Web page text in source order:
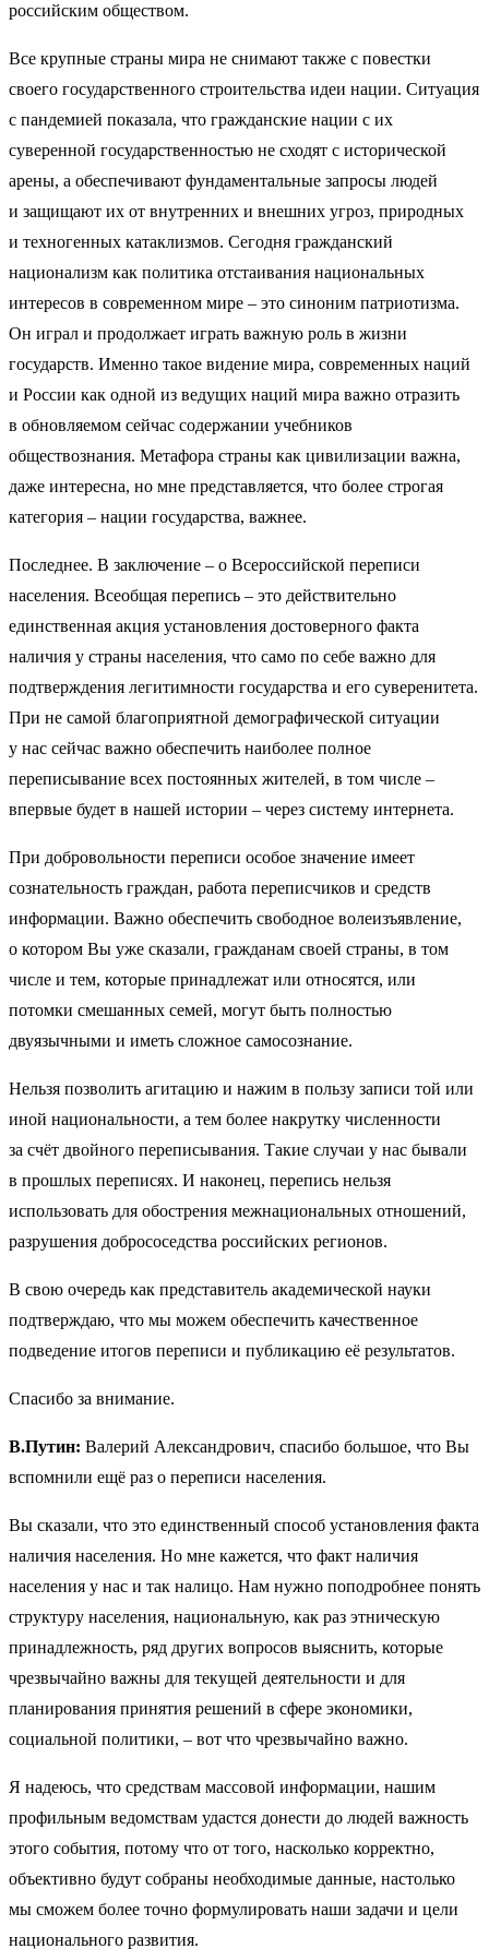
российским обществом.
Все крупные страны мира не снимают также с повестки
своего государственного строительства идеи нации. Ситуация
с пандемией показала, что гражданские нации с их
суверенной государственностью не сходят с исторической
арены, а обеспечивают фундаментальные запросы людей
и защищают их от внутренних и внешних угроз, природных
и техногенных катаклизмов. Сегодня гражданский
национализм как политика отстаивания национальных
интересов в современном мире – это синоним патриотизма.
Он играл и продолжает играть важную роль в жизни
государств. Именно такое видение мира, современных наций
и России как одной из ведущих наций мира важно отразить
в обновляемом сейчас содержании учебников
обществознания. Метафора страны как цивилизации важна,
даже интересна, но мне представляется, что более строгая
категория – нации государства, важнее.
Последнее. В заключение – о Всероссийской переписи
населения. Всеобщая перепись – это действительно
единственная акция установления достоверного факта
наличия у страны населения, что само по себе важно для
подтверждения легитимности государства и его суверенитета.
При не самой благоприятной демографической ситуации
у нас сейчас важно обеспечить наиболее полное
переписывание всех постоянных жителей, в том числе –
впервые будет в нашей истории – через систему интернета.
При добровольности переписи особое значение имеет
сознательность граждан, работа переписчиков и средств
информации. Важно обеспечить свободное волеизъявление,
о котором Вы уже сказали, гражданам своей страны, в том
числе и тем, которые принадлежат или относятся, или
потомки смешанных семей, могут быть полностью
двуязычными и иметь сложное самосознание.
Нельзя позволить агитацию и нажим в пользу записи той или
иной национальности, а тем более накрутку численности
за счёт двойного переписывания. Такие случаи у нас бывали
в прошлых переписях. И наконец, перепись нельзя
использовать для обострения межнациональных отношений,
разрушения добрососедства российских регионов.
В свою очередь как представитель академической науки
подтверждаю, что мы можем обеспечить качественное
подведение итогов переписи и публикацию её результатов.
Спасибо за внимание.
В.Путин: Валерий Александрович, спасибо большое, что Вы
вспомнили ещё раз о переписи населения.
Вы сказали, что это единственный способ установления факта
наличия населения. Но мне кажется, что факт наличия
населения у нас и так налицо. Нам нужно поподробнее понять
структуру населения, национальную, как раз этническую
принадлежность, ряд других вопросов выяснить, которые
чрезвычайно важны для текущей деятельности и для
планирования принятия решений в сфере экономики,
социальной политики, – вот что чрезвычайно важно.
Я надеюсь, что средствам массовой информации, нашим
профильным ведомствам удастся донести до людей важность
этого события, потому что от того, насколько корректно,
объективно будут собраны необходимые данные, настолько
мы сможем более точно формулировать наши задачи и цели
национального развития.